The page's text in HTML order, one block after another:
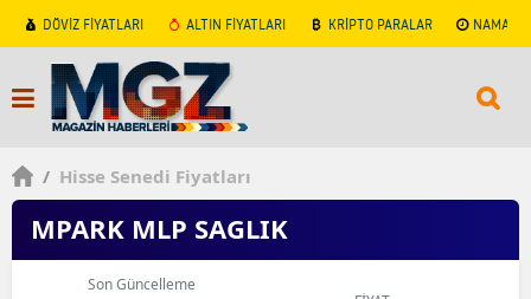
DÖVİZ FİYATLARI ALTIN FİYATLARI KRİPTO PARALAR NAMAZ
/ Hisse Senedi Fiyatları
MPARK MLP SAGLIK
Son Güncelleme